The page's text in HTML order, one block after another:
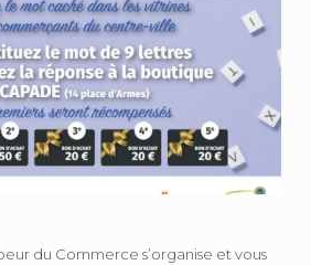
du Commerce s’organise et vous